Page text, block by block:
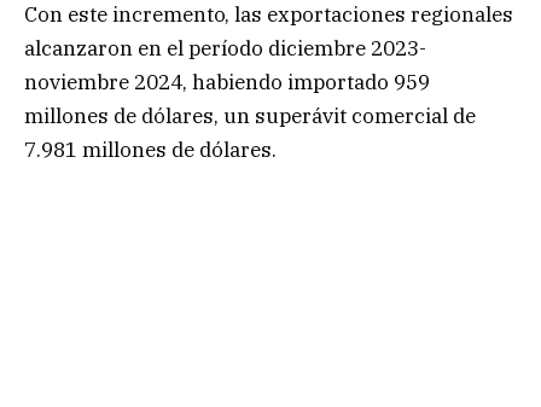
Con este incremento, las exportaciones regionales
alcanzaron en el período diciembre 2023-
noviembre 2024, habiendo importado 959
millones de dólares, un superávit comercial de
7.981 millones de dólares.